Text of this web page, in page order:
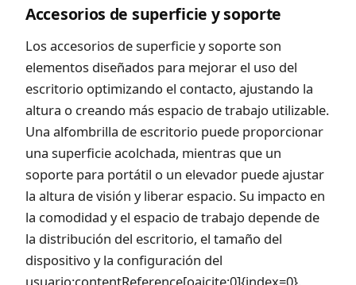
Accesorios de superficie y soporte
Los accesorios de superficie y soporte son
elementos diseñados para mejorar el uso del
escritorio optimizando el contacto, ajustando la
altura o creando más espacio de trabajo utilizable.
Una alfombrilla de escritorio puede proporcionar
una superficie acolchada, mientras que un
soporte para portátil o un elevador puede ajustar
la altura de visión y liberar espacio. Su impacto en
la comodidad y el espacio de trabajo depende de
la distribución del escritorio, el tamaño del
dispositivo y la configuración del